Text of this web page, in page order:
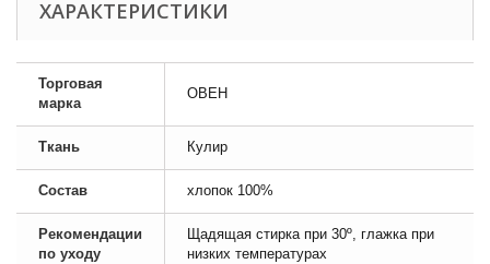
ХАРАКТЕРИСТИКИ
Торговая
марка
ОВЕН
Ткань Кулир
Состав хлопок 100%
Рекомендации
по уходу
Щадящая стирка при 30º, глажка при
низких температурах